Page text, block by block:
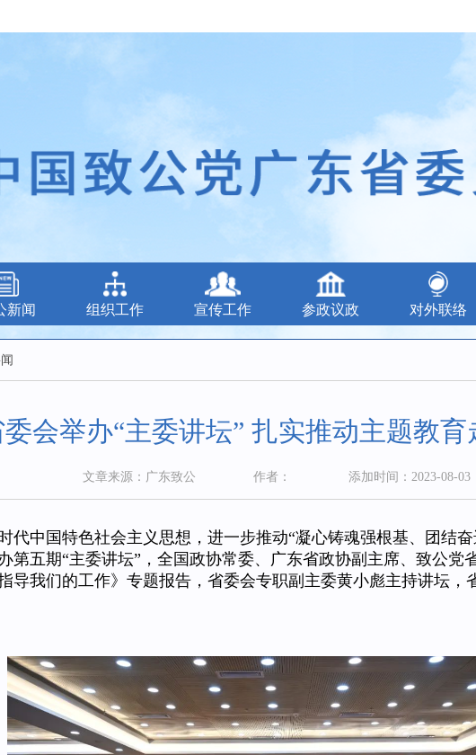
新闻 组织工作 宣传工作 参政议政 对外联络
委会举办“主委讲坛” 扎实推动主题教育
文章来源：广东致公 作者： 添加时间：2023-08-03
中国特色社会主义思想，进一步推动“凝心铸魂强根基、团结奋
第五期“主委讲坛”，全国政协常委、广东省政协副主席、致公党
导我们的工作》专题报告，省委会专职副主委黄小彪主持讲坛，